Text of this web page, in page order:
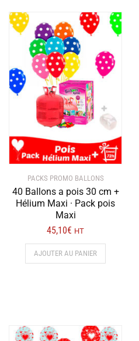
PACKS PROMO BALLONS
40 Ballons a pois 30 cm +
Hélium Maxi · Pack pois
Maxi
45,10€ HT
AJOUTER AU PANIER